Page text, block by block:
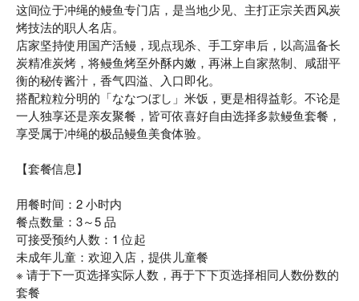
这间位于冲绳的鳗鱼专门店，是当地少见、主打正宗关西风炭
烤技法的职人名店。
店家坚持使用国产活鳗，现点现杀、手工穿串后，以高温备长
炭精准炭烤，将鳗鱼烤至外酥内嫩，再淋上自家熬制、咸甜平
衡的秘传酱汁，香气四溢、入口即化。
搭配粒粒分明的「ななつぼし」米饭，更是相得益彰。不论是
一人独享还是亲友聚餐，皆可依喜好自由选择多款鳗鱼套餐，
享受属于冲绳的极品鳗鱼美食体验。
【套餐信息】
用餐时间：2 小时内
餐点数量：3～5 品
可接受预约人数：1 位起
未成年儿童：欢迎入店，提供儿童餐
※ 请于下一页选择实际人数，再于下下页选择相同人数份数的
套餐